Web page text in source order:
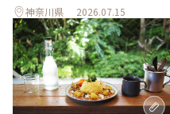
神奈川県 2026.07.15